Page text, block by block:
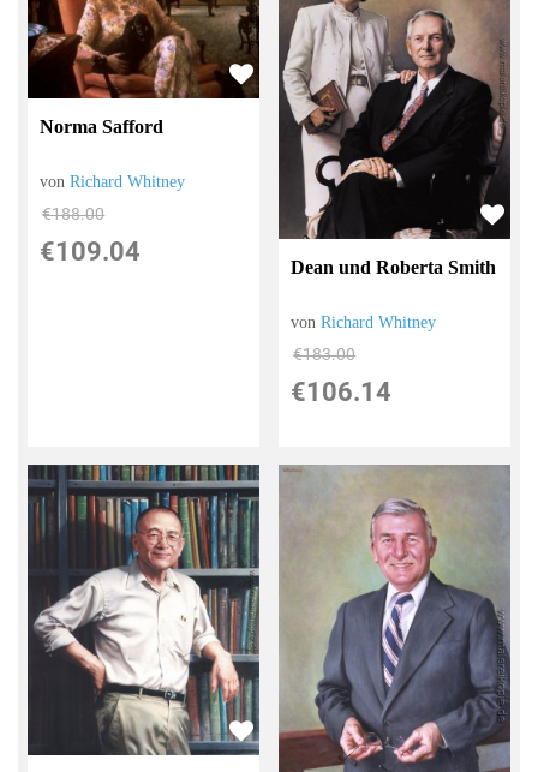
Norma Safford
vonRichard Whitney
€188.00
€109.04
Dean und Roberta Smith
vonRichard Whitney
€183.00
€106.14